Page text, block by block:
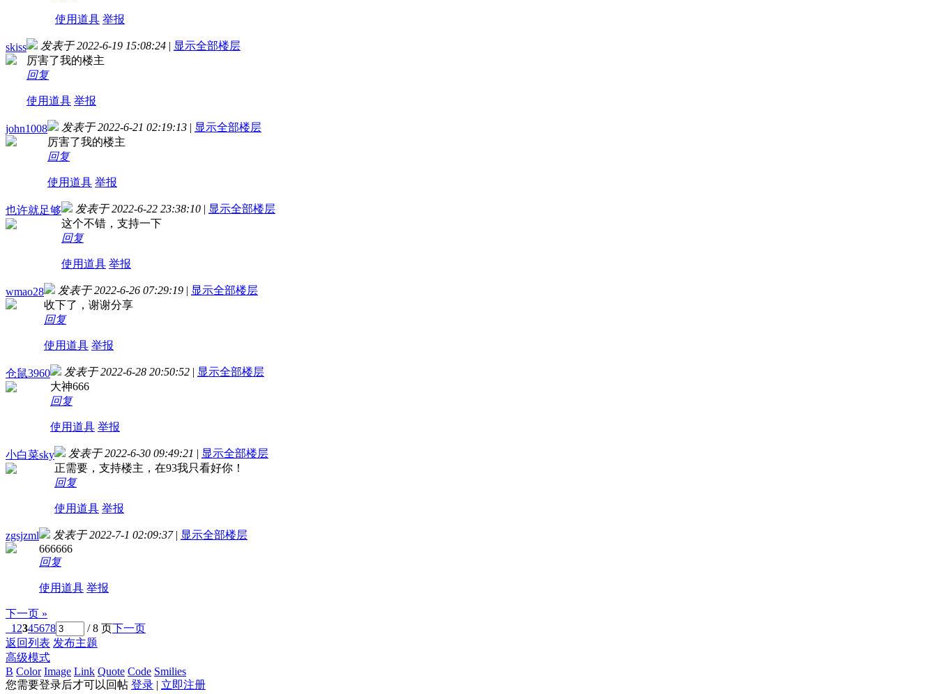
使用道具 举报
skiss 发表于 2022-6-19 15:08:24 | 显示全部楼层
厉害了我的楼主
回复
使用道具 举报
john1008 发表于 2022-6-21 02:19:13 | 显示全部楼层
厉害了我的楼主
回复
使用道具 举报
也许就足够 发表于 2022-6-22 23:38:10 | 显示全部楼层
这个不错，支持一下
回复
使用道具 举报
wmao28 发表于 2022-6-26 07:29:19 | 显示全部楼层
收下了，谢谢分享
回复
使用道具 举报
仓鼠3960 发表于 2022-6-28 20:50:52 | 显示全部楼层
大神666
回复
使用道具 举报
小白菜sky 发表于 2022-6-30 09:49:21 | 显示全部楼层
正需要，支持楼主，在93我只看好你！
回复
使用道具 举报
zgsjzml 发表于 2022-7-1 02:09:37 | 显示全部楼层
666666
回复
使用道具 举报
下一页 »
1 2345678 / 8 页下一页
返回列表 发布主题
高级模式
B Color Image Link Quote Code Smilies
您需要登录后才可以回帖 登录 | 立即注册